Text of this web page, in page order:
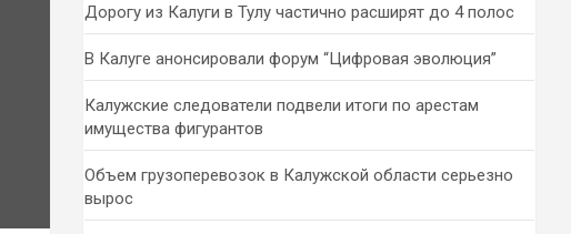
Дорогу из Калуги в Тулу частично расширят до 4 полос
В Калуге анонсировали форум “Цифровая эволюция”
Калужские следователи подвели итоги по арестам
имущества фигурантов
Объем грузоперевозок в Калужской области серьезно
вырос